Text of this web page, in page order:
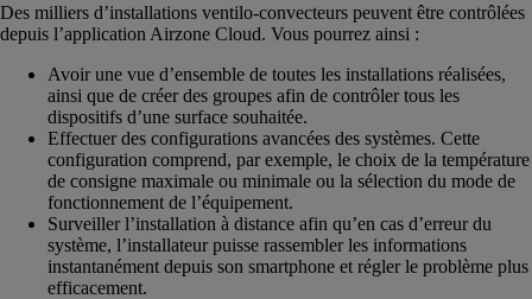
Des milliers d’installations ventilo-convecteurs peuvent être contrôlées
depuis l’application Airzone Cloud. Vous pourrez ainsi :
Avoir une vue d’ensemble de toutes les installations réalisées,
ainsi que de créer des groupes afin de contrôler tous les
dispositifs d’une surface souhaitée.
Effectuer des configurations avancées des systèmes. Cette
configuration comprend, par exemple, le choix de la température
de consigne maximale ou minimale ou la sélection du mode de
fonctionnement de l’équipement.
Surveiller l’installation à distance afin qu’en cas d’erreur du
système, l’installateur puisse rassembler les informations
instantanément depuis son smartphone et régler le problème plus
efficacement.